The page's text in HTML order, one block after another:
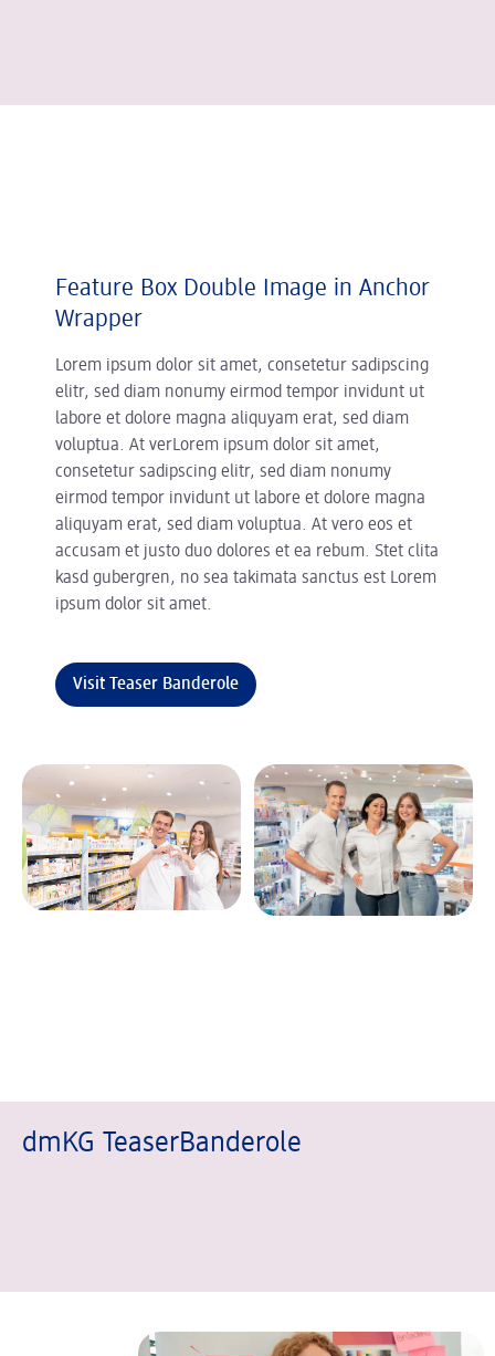
Feature Box Double Image in Anchor
Wrapper
Lorem ipsum dolor sit amet, consetetur sadipscing
elitr, sed diam nonumy eirmod tempor invidunt ut
labore et dolore magna aliquyam erat, sed diam
voluptua. At verLorem ipsum dolor sit amet,
consetetur sadipscing elitr, sed diam nonumy
eirmod tempor invidunt ut labore et dolore magna
aliquyam erat, sed diam voluptua. At vero eos et
accusam et justo duo dolores et ea rebum. Stet clita
kasd gubergren, no sea takimata sanctus est Lorem
ipsum dolor sit amet.
Visit Teaser Banderole
dmKG TeaserBanderole